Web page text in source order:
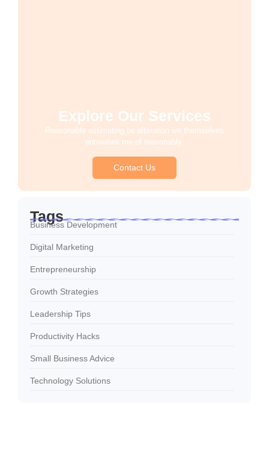
Explore Our Services
Reasonable estimating be alteration we themselves
entreaties me of reasonably.
Contact Us
Tags
Business Development
Digital Marketing
Entrepreneurship
Growth Strategies
Leadership Tips
Productivity Hacks
Small Business Advice
Technology Solutions